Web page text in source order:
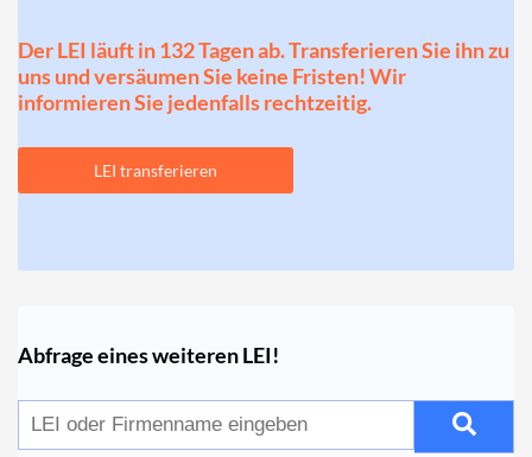
Der LEI läuft in 132 Tagen ab. Transferieren Sie ihn zu
uns und versäumen Sie keine Fristen! Wir
informieren Sie jedenfalls rechtzeitig.
LEI transferieren
Abfrage eines weiteren LEI!